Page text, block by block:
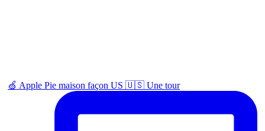
🍏 Apple Pie maison façon US 🇺🇸 Une tour